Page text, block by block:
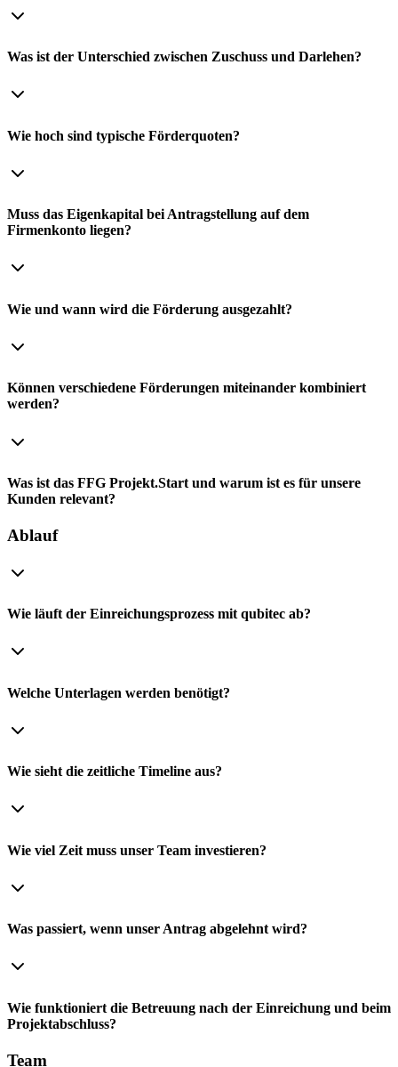
Was ist der Unterschied zwischen Zuschuss und Darlehen?
Wie hoch sind typische Förderquoten?
Muss das Eigenkapital bei Antragstellung auf dem
Firmenkonto liegen?
Wie und wann wird die Förderung ausgezahlt?
Können verschiedene Förderungen miteinander kombiniert
werden?
Was ist das FFG Projekt.Start und warum ist es für unsere
Kunden relevant?
Ablauf
Wie läuft der Einreichungsprozess mit qubitec ab?
Welche Unterlagen werden benötigt?
Wie sieht die zeitliche Timeline aus?
Wie viel Zeit muss unser Team investieren?
Was passiert, wenn unser Antrag abgelehnt wird?
Wie funktioniert die Betreuung nach der Einreichung und beim
Projektabschluss?
Team